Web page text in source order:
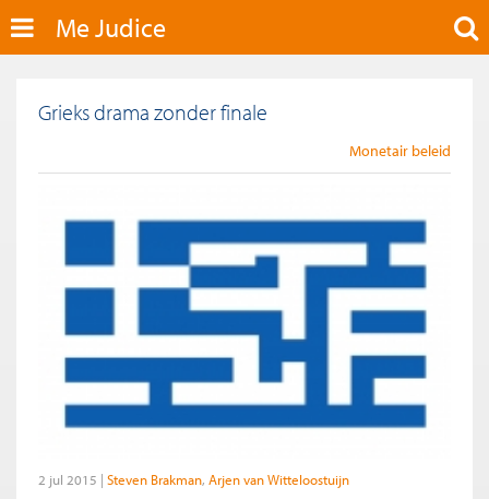
Me Judice
Grieks drama zonder finale
Monetair beleid
2 jul 2015 Steven Brakman Arjen van Witteloostuijn